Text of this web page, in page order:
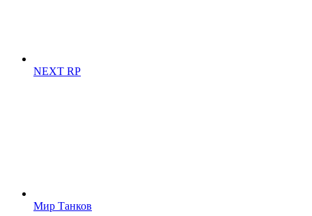
NEXT RP
Мир Танков